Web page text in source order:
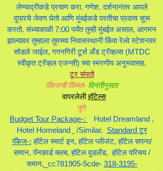
लेण्याद्रीकडे प्रयाण करा. गणेश. दर्शनानंतर आपले
दुपारचे जेवण घेतो आणि मुंबईकडे परतीचा प्रवास सुरू
करतो. संध्याकाळी 7:00 पर्यंत तुम्ही मुंबईत असाल, आगमन
झाल्यावर तुम्हाला तुमच्या निवासस्थानी किंवा रेल्वे स्टेशनवर
सोडले जाईल, गगनगिरी टूर्स अँड ट्रॅव्हल्स (MTDC
स्वीकृत ट्रॅव्हल एजन्सी) च्या स्मरणीय अनुभवासह.
टूर संपतो
पॅकेजची किंमत- विनंतीनुसार
वापरलेलीहॉटेल्स
पुणे
Budget Tour Package-:
Hotel Dreamland ,
Hotel Homeland
/Similar. Standard टूर
पॅकेज-: हॉटेल स्मार्ट इन, हॉटेल प्लीजंट, हॉटेल सपना/
समान, पॅनकार्ड क्लब, हॉटेल वुडलँड,हॉटेल परिचय/
समान,_cc781905-5cde- 318-3195-